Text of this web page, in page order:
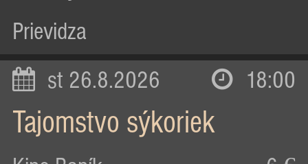
Prievidza
st 26.8.2026 18:00
Tajomstvo sýkoriek